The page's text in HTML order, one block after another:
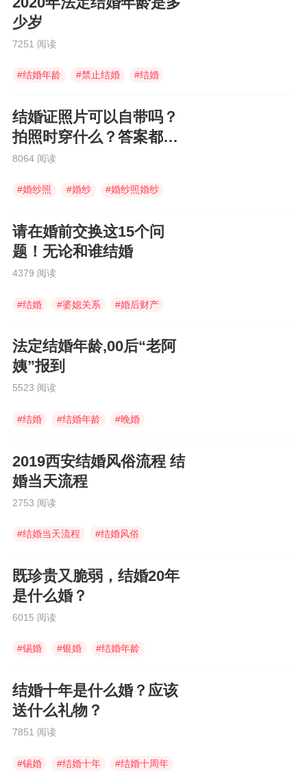
少岁
7251 阅读
#结婚年龄 #禁止结婚 #结婚
结婚证照片可以自带吗？
拍照时穿什么？答案都在
这里
8064 阅读
#婚纱照 #婚纱 #婚纱照婚纱
请在婚前交换这15个问
题！无论和谁结婚
4379 阅读
#结婚 #婆媳关系 #婚后财产
法定结婚年龄,00后“老阿
姨”报到
5523 阅读
#结婚 #结婚年龄 #晚婚
2019西安结婚风俗流程 结
婚当天流程
2753 阅读
#结婚当天流程 #结婚风俗
既珍贵又脆弱，结婚20年
是什么婚？
6015 阅读
#锡婚 #银婚 #结婚年龄
结婚十年是什么婚？应该
送什么礼物？
7851 阅读
#锡婚 #结婚十年 #结婚十周年